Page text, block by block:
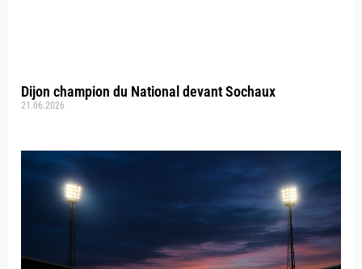
Dijon champion du National devant Sochaux
21.06.2026